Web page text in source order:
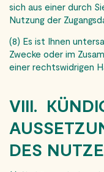
sich aus einer durch
Nutzung der
(8) Es ist Ihnen
Zwecke oder im
einer rechtswidrigen
VIII.
DES